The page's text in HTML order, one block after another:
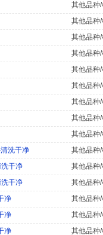
其他品种
其他品种
其他品种
其他品种
其他品种
其他品种
其他品种
其他品种
其他品种
洗干净
其他品种
干净
其他品种
干净
其他品种
净
其他品种
净
其他品种
净 其他品种